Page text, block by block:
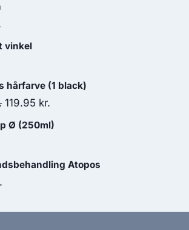
vinkel
hårfarve (1 black)
Den
oprindelige
119.95 kr.
aktuelle
Ø (250ml)
Atopos